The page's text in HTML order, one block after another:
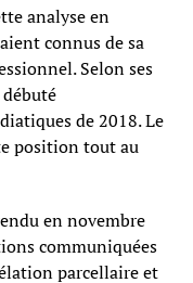
analyse en
connus de sa
Selon ses
de 2018. Le
position tout au
en novembre
communiquées
parcellaire et